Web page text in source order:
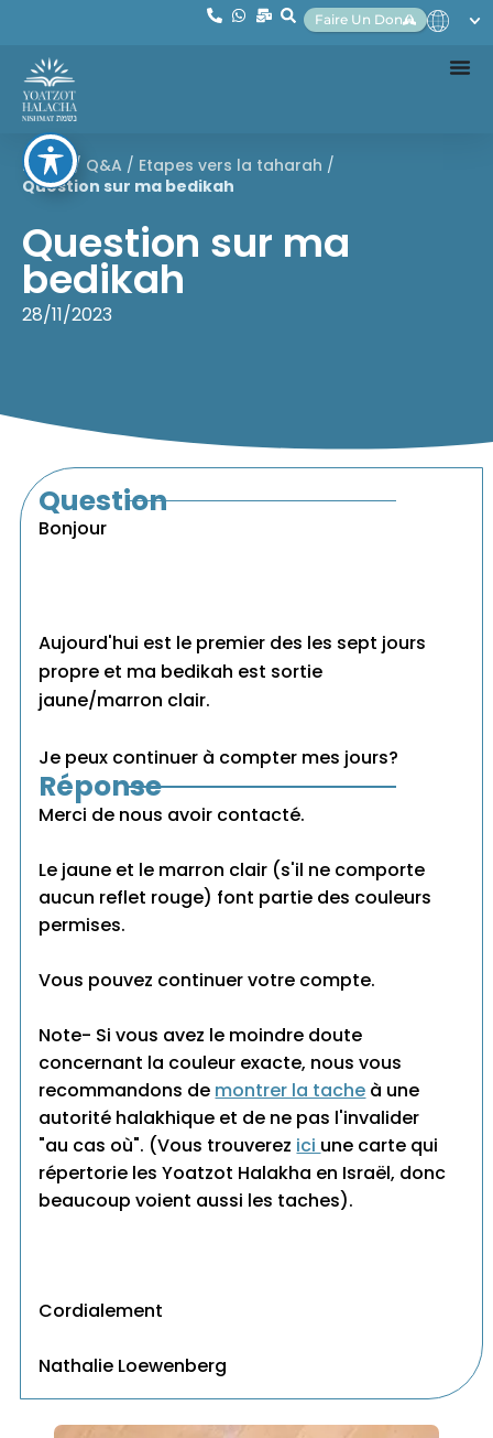
Faire Un Don
Home / Q&A / Etapes vers la taharah /
Question sur ma bedikah
Question sur ma
bedikah
28/11/2023
Question
Bonjour
Aujourd'hui est le premier des les sept jours
propre et ma bedikah est sortie
jaune/marron clair.
Je peux continuer à compter mes jours?
Réponse
Merci de nous avoir contacté.
Le jaune et le marron clair (s'il ne comporte
aucun reflet rouge) font partie des couleurs
permises.
Vous pouvez continuer votre compte.
Note- Si vous avez le moindre doute
concernant la couleur exacte, nous vous
recommandons de montrer la tache à une
autorité halakhique et de ne pas l'invalider
"au cas où". (Vous trouverez ici une carte qui
répertorie les Yoatzot Halakha en Israël, donc
beaucoup voient aussi les taches).
Cordialement
Nathalie Loewenberg